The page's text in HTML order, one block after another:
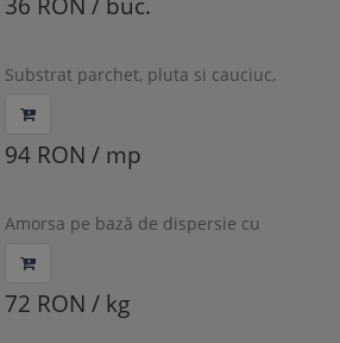
36 RON / buc.
Substrat parchet, pluta si cauciuc,
94 RON / mp
Amorsa pe bază de dispersie cu
substraturi neabsorbante, UZIN, PE
280
72 RON / kg